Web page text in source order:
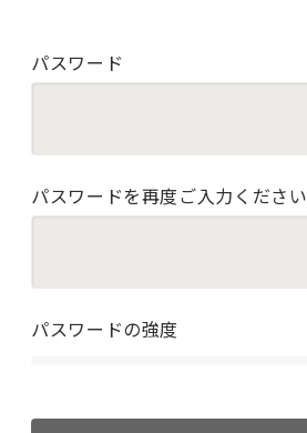
パスワード
パスワードを再度ご入力ください
パスワードの強度